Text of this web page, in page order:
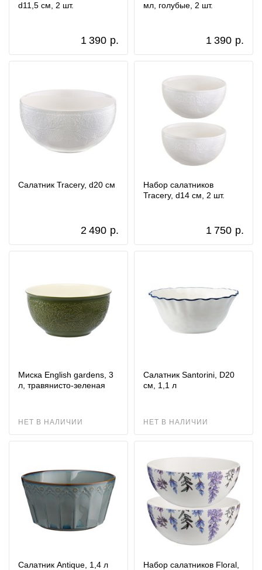
d11,5 см, 2 шт.
1 390 р.
мл, голубые, 2 шт.
1 390 р.
Салатник Tracery, d20 см
2 490 р.
Набор салатников
Tracery, d14 см, 2 шт.
1 750 р.
Миска English gardens, 3
л, травянисто-зеленая
НЕТ В НАЛИЧИИ
Салатник Santorini, D20
см, 1,1 л
НЕТ В НАЛИЧИИ
Салатник Antique, 1,4 л
Набор салатников Floral,